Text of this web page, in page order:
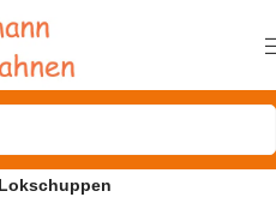
Lokschuppen